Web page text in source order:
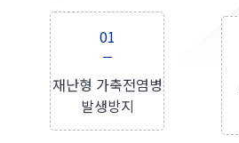
01
재난형 가축전염병
발생방지